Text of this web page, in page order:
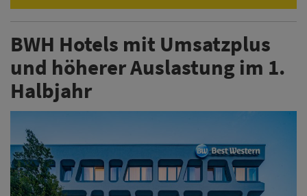
BWH Hotels mit Umsatzplus
und höherer Auslastung im 1.
Halbjahr